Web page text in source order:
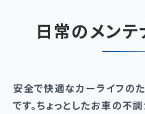
日常のメンテ
安全で快適なカーライフの
です。ちょっとしたお車の不